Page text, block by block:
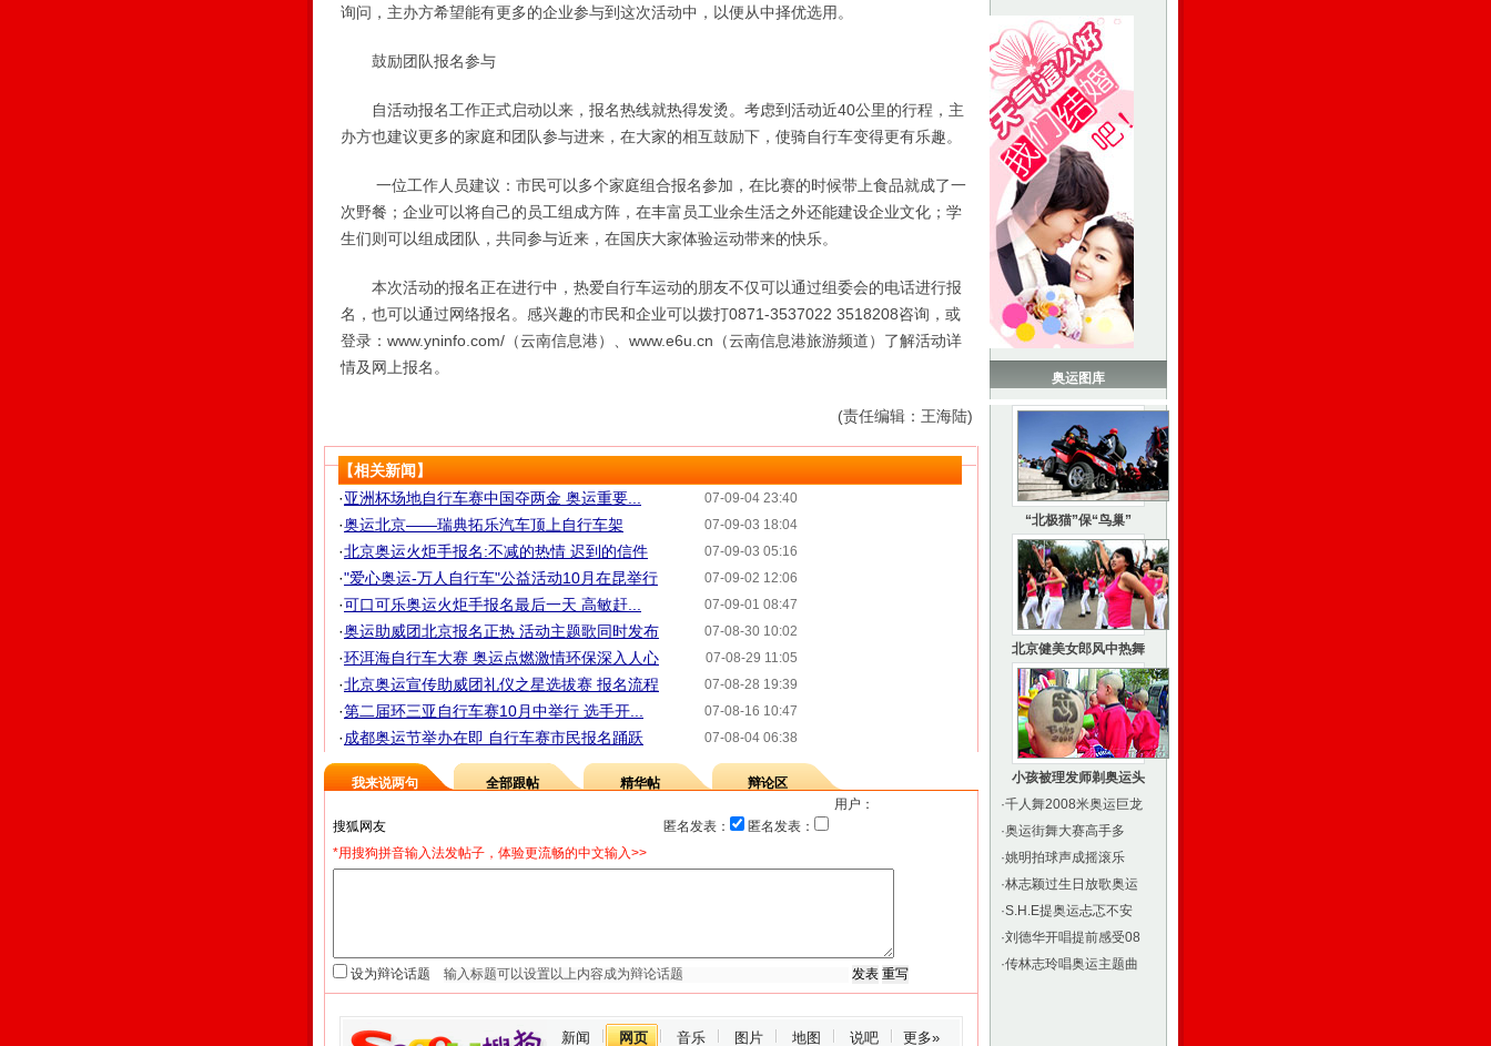
询问，主办方希望能有更多的企业参与到这次活动中，以便从中择优选用。
鼓励团队报名参与
自活动报名工作正式启动以来，报名热线就热得发烫。考虑到活动近40公里的行程，主
办方也建议更多的家庭和团队参与进来，在大家的相互鼓励下，使骑自行车变得更有乐趣。
一位工作人员建议：市民可以多个家庭组合报名参加，在比赛的时候带上食品就成了一
次野餐；企业可以将自己的员工组成方阵，在丰富员工业余生活之外还能建设企业文化；学
生们则可以组成团队，共同参与近来，在国庆大家体验运动带来的快乐。
本次活动的报名正在进行中，热爱自行车运动的朋友不仅可以通过组委会的电话进行报
名，也可以通过网络报名。感兴趣的市民和企业可以拨打0871-3537022 3518208咨询，或
登录：www.yninfo.com/（云南信息港）、www.e6u.cn（云南信息港旅游频道）了解活动详
情及网上报名。
(责任编辑：王海陆)
【相关新闻】
07-09-04 23:40
·亚洲杯场地自行车赛中国夺两金 奥运重要...
07-09-03 18:04
·奥运北京——瑞典拓乐汽车顶上自行车架
07-09-03 05:16
·北京奥运火炬手报名:不减的热情 迟到的信件
07-09-02 12:06
·"爱心奥运-万人自行车"公益活动10月在昆举行
07-09-01 08:47
·可口可乐奥运火炬手报名最后一天 高敏赶...
07-08-30 10:02
·奥运助威团北京报名正热 活动主题歌同时发布
07-08-29 11:05
·环洱海自行车大赛 奥运点燃激情环保深入人心
07-08-28 19:39
·北京奥运宣传助威团礼仪之星选拔赛 报名流程
07-08-16 10:47
·第二届环三亚自行车赛10月中举行 选手开...
07-08-04 06:38
·成都奥运节举办在即 自行车赛市民报名踊跃
我来说两句 全部跟帖 精华帖
辩论区
用户：
匿名发表：
匿名发表：
*用搜狗拼音输入法发帖子，体验更流畅的中文输入>>
设为辩论话题
新闻 网页 音乐 图片 地图 说吧 更多»
奥运图库
“北极猫”保“鸟巢”
北京健美女郎风中热舞
小孩被理发师剃奥运头
·千人舞2008米奥运巨龙
·奥运街舞大赛高手多
·姚明拍球声成摇滚乐
·林志颖过生日放歌奥运
·S.H.E提奥运忐忑不安
·刘德华开唱提前感受08
·传林志玲唱奥运主题曲